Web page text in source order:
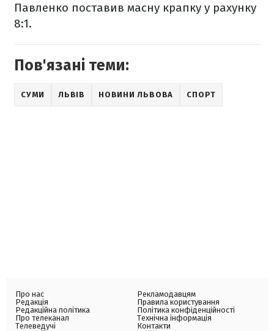
Павленко поставив масну крапку у рахунку
8:1.
Пов'язані теми:
СУМИ ЛЬВІВ НОВИНИ ЛЬВОВА СПОРТ
Про нас
Редакція
Редакційна політика
Про телеканал
Телеведучі
Рекламодавцям
Правила користування
Політика конфіденційності
Технічна інформація
Контакти